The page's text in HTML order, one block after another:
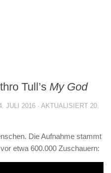
Tull’s My God
JULI 2016 · AKTUALISIERT 20.
Die Aufnahme stammt
etwa 600.000 Zuschauern: